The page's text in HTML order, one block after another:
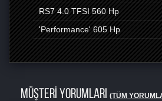
RS7 4.0 TFSI 560 Hp
'Performance' 605 Hp
MÜŞTERİ YORUMLARI (TÜM